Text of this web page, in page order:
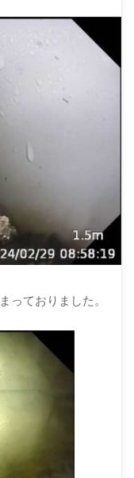
っておりました。